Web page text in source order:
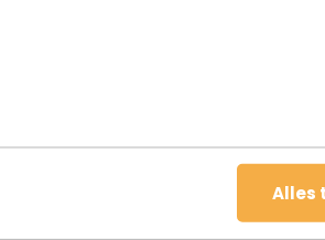
Alles
Ze schreef de
Stedentrips en
reizen en hardlopen.